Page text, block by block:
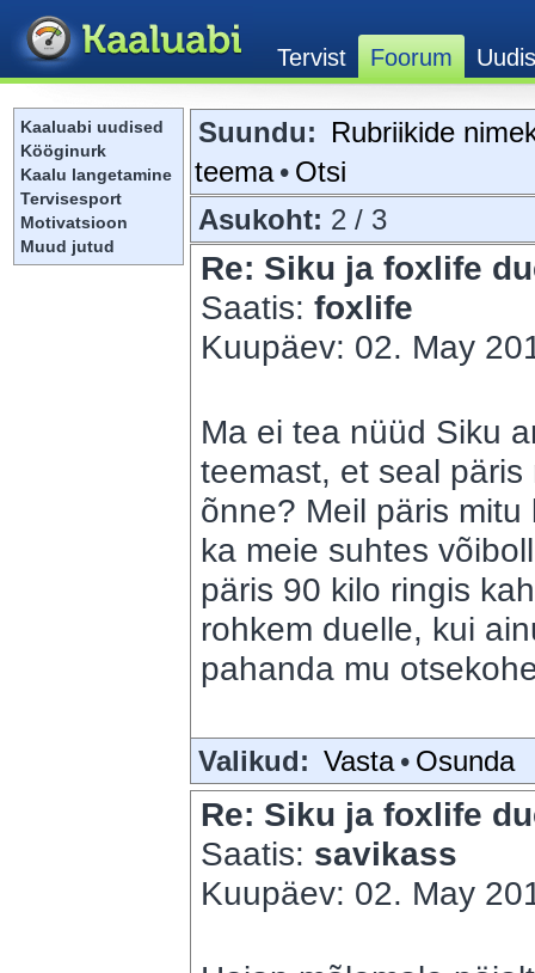
Kaaluabi uudised
Kööginurk
Kaalu langetamine
Tervisesport
Motivatsioon
Muud jutud
Suundu: Rubriikide
teema • Otsi
Asukoht: 2 / 3
Re: Siku ja foxlife
Saatis: foxlife
Kuupäev: 02. May
Ma ei tea nüüd Siku
teemast, et seal
õnne? Meil päris
ka meie suhtes
päris 90 kilo ringis
rohkem duelle, kui
pahanda mu
Valikud: Vasta • Osunda
Re: Siku ja foxlife
Saatis: savikass
Kuupäev: 02. May